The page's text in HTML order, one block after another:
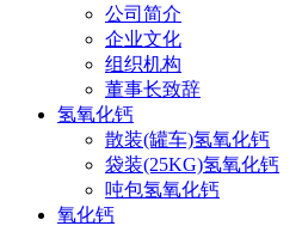
公司简介
企业文化
组织机构
董事长致辞
氢氧化钙
散装(罐车)氢氧化钙
袋装(25KG)氢氧化钙
吨包氢氧化钙
氧化钙